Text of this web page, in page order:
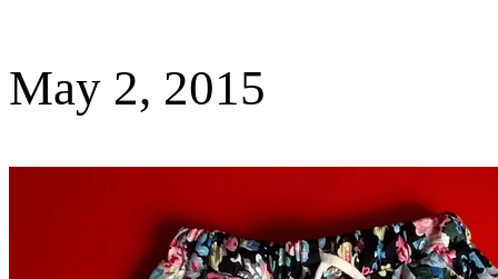
May 2, 2015